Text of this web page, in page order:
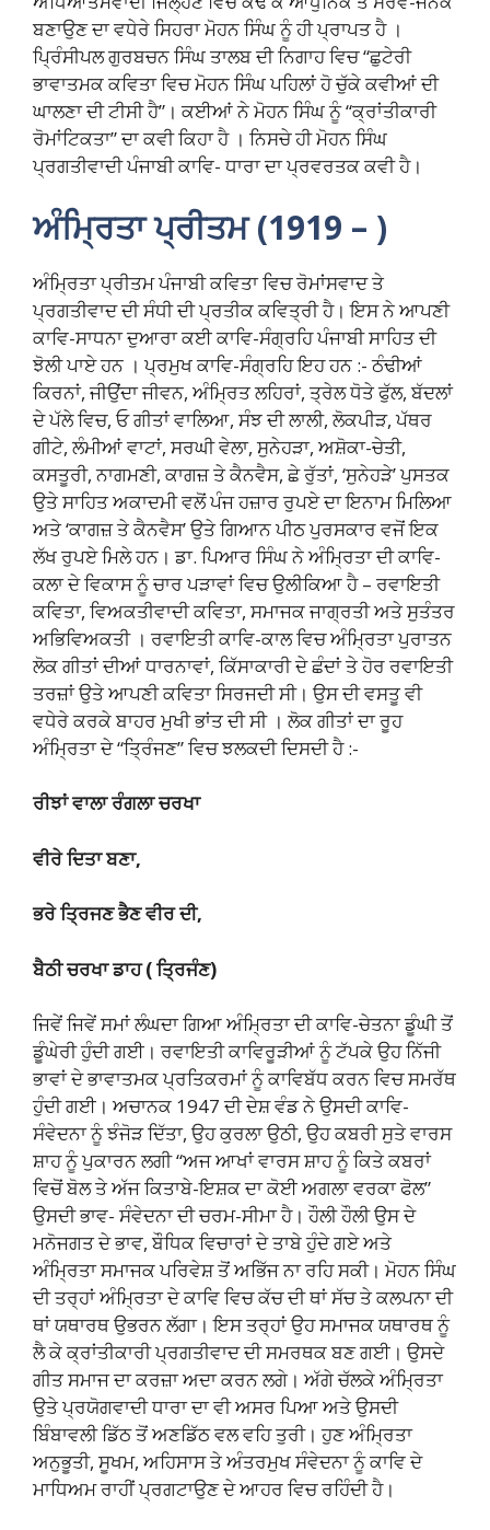
ਬਣਾਉਣ ਦਾ ਵਧੇਰੇ ਸਿਹਰਾ ਮੋਹਨ ਸਿੰਘ ਨੂੰ ਹੀ ਪ੍ਰਾਪਤ ਹੈ ।
ਪ੍ਰਿੰਸੀਪਲ ਗੁਰਬਚਨ ਸਿੰਘ ਤਾਲਬ ਦੀ ਨਿਗਾਹ ਵਿਚ “ਛੁਟੇਰੀ
ਭਾਵਾਤਮਕ ਕਵਿਤਾ ਵਿਚ ਮੋਹਨ ਸਿੰਘ ਪਹਿਲਾਂ ਹੋ ਚੁੱਕੇ ਕਵੀਆਂ ਦੀ
ਘਾਲਣਾ ਦੀ ਟੀਸੀ ਹੈ”। ਕਈਆਂ ਨੇ ਮੋਹਨ ਸਿੰਘ ਨੂੰ “ਕ੍ਰਾਂਤੀਕਾਰੀ
ਰੋਮਾਂਟਿਕਤਾ” ਦਾ ਕਵੀ ਕਿਹਾ ਹੈ । ਨਿਸਚੇ ਹੀ ਮੋਹਨ ਸਿੰਘ
ਪ੍ਰਗਤੀਵਾਦੀ ਪੰਜਾਬੀ ਕਾਵਿ- ਧਾਰਾ ਦਾ ਪ੍ਰਵਰਤਕ ਕਵੀ ਹੈ।
ਅੰਮ੍ਰਿਤਾ ਪ੍ਰੀਤਮ (1919 – )
ਅੰਮ੍ਰਿਤਾ ਪ੍ਰੀਤਮ ਪੰਜਾਬੀ ਕਵਿਤਾ ਵਿਚ ਰੋਮਾਂਸਵਾਦ ਤੇ
ਪ੍ਰਗਤੀਵਾਦ ਦੀ ਸੰਧੀ ਦੀ ਪ੍ਰਤੀਕ ਕਵਿਤ੍ਰੀ ਹੈ। ਇਸ ਨੇ ਆਪਣੀ
ਕਾਵਿ-ਸਾਧਨਾ ਦੁਆਰਾ ਕਈ ਕਾਵਿ-ਸੰਗ੍ਰਹਿ ਪੰਜਾਬੀ ਸਾਹਿਤ ਦੀ
ਝੋਲੀ ਪਾਏ ਹਨ । ਪ੍ਰਮੁਖ ਕਾਵਿ-ਸੰਗ੍ਰਹਿ ਇਹ ਹਨ :- ਠੰਢੀਆਂ
ਕਿਰਨਾਂ, ਜੀਉਂਦਾ ਜੀਵਨ, ਅੰਮ੍ਰਿਤ ਲਹਿਰਾਂ, ਤ੍ਰੇਲ ਧੋਤੇ ਫੁੱਲ, ਬੱਦਲਾਂ
ਦੇ ਪੱਲੇ ਵਿਚ, ਓ ਗੀਤਾਂ ਵਾਲਿਆ, ਸੰਝ ਦੀ ਲਾਲੀ, ਲੋਕਪੀੜ, ਪੱਥਰ
ਗੀਟੇ, ਲੰਮੀਆਂ ਵਾਟਾਂ, ਸਰਘੀ ਵੇਲਾ, ਸੁਨੇਹੜਾ, ਅਸ਼ੋਕਾ-ਚੇਤੀ,
ਕਸਤੂਰੀ, ਨਾਗਮਣੀ, ਕਾਗਜ਼ ਤੇ ਕੈਨਵੈਸ, ਛੇ ਰੁੱਤਾਂ, ‘ਸੁਨੇਹੜੇ’ ਪੁਸਤਕ
ਉਤੇ ਸਾਹਿਤ ਅਕਾਦਮੀ ਵਲੋਂ ਪੰਜ ਹਜ਼ਾਰ ਰੁਪਏ ਦਾ ਇਨਾਮ ਮਿਲਿਆ
ਅਤੇ ‘ਕਾਗਜ਼ ਤੇ ਕੈਨਵੈਸ’ ਉਤੇ ਗਿਆਨ ਪੀਠ ਪੁਰਸਕਾਰ ਵਜੋਂ ਇਕ
ਲੱਖ ਰੁਪਏ ਮਿਲੇ ਹਨ। ਡਾ. ਪਿਆਰ ਸਿੰਘ ਨੇ ਅੰਮ੍ਰਿਤਾ ਦੀ ਕਾਵਿ-
ਕਲਾ ਦੇ ਵਿਕਾਸ ਨੂੰ ਚਾਰ ਪੜਾਵਾਂ ਵਿਚ ਉਲੀਕਿਆ ਹੈ – ਰਵਾਇਤੀ
ਕਵਿਤਾ, ਵਿਅਕਤੀਵਾਦੀ ਕਵਿਤਾ, ਸਮਾਜਕ ਜਾਗ੍ਰਤੀ ਅਤੇ ਸੁਤੰਤਰ
ਅਭਿਵਿਅਕਤੀ । ਰਵਾਇਤੀ ਕਾਵਿ-ਕਾਲ ਵਿਚ ਅੰਮ੍ਰਿਤਾ ਪੁਰਾਤਨ
ਲੋਕ ਗੀਤਾਂ ਦੀਆਂ ਧਾਰਨਾਵਾਂ, ਕਿੱਸਾਕਾਰੀ ਦੇ ਛੰਦਾਂ ਤੇ ਹੋਰ ਰਵਾਇਤੀ
ਤਰਜ਼ਾਂ ਉਤੇ ਆਪਣੀ ਕਵਿਤਾ ਸਿਰਜਦੀ ਸੀ। ਉਸ ਦੀ ਵਸਤੂ ਵੀ
ਵਧੇਰੇ ਕਰਕੇ ਬਾਹਰ ਮੁਖੀ ਭਾਂਤ ਦੀ ਸੀ । ਲੋਕ ਗੀਤਾਂ ਦਾ ਰੂਹ
ਅੰਮ੍ਰਿਤਾ ਦੇ “ਤ੍ਰਿੰਜਣ” ਵਿਚ ਝਲਕਦੀ ਦਿਸਦੀ ਹੈ :-
ਰੀਝਾਂ ਵਾਲਾ ਰੰਗਲਾ ਚਰਖਾ
ਵੀਰੇ ਦਿਤਾ ਬਣਾ,
ਭਰੇ ਤ੍ਰਿਜਣ ਭੈਣ ਵੀਰ ਦੀ,
ਬੈਠੀ ਚਰਖਾ ਡਾਹ(ਤ੍ਰਿਜੰਣ)
ਜਿਵੇਂ ਜਿਵੇਂ ਸਮਾਂ ਲੰਘਦਾ ਗਿਆ ਅੰਮ੍ਰਿਤਾ ਦੀ ਕਾਵਿ-ਚੇਤਨਾ ਡੂੰਘੀ ਤੋਂ
ਡੂੰਘੇਰੀ ਹੁੰਦੀ ਗਈ। ਰਵਾਇਤੀ ਕਾਵਿਰੂੜੀਆਂ ਨੂੰ ਟੱਪਕੇ ਉਹ ਨਿੱਜੀ
ਭਾਵਾਂ ਦੇ ਭਾਵਾਤਮਕ ਪ੍ਰਤਿਕਰਮਾਂ ਨੂੰ ਕਾਵਿਬੱਧ ਕਰਨ ਵਿਚ ਸਮਰੱਥ
ਹੁੰਦੀ ਗਈ। ਅਚਾਨਕ 1947 ਦੀ ਦੇਸ਼ ਵੰਡ ਨੇ ਉਸਦੀ ਕਾਵਿ-
ਸੰਵੇਦਨਾ ਨੂੰ ਝੰਜੋੜ ਦਿੱਤਾ, ਉਹ ਕੁਰਲਾ ਉਠੀ, ਉਹ ਕਬਰੀ ਸੁਤੇ ਵਾਰਸ
ਸ਼ਾਹ ਨੂੰ ਪੁਕਾਰਨ ਲਗੀ “ਅਜ ਆਖਾਂ ਵਾਰਸ ਸ਼ਾਹ ਨੂੰ ਕਿਤੇ ਕਬਰਾਂ
ਵਿਚੋਂ ਬੋਲ ਤੇ ਅੱਜ ਕਿਤਾਬੇ-ਇਸ਼ਕ ਦਾ ਕੋਈ ਅਗਲਾ ਵਰਕਾ ਫੋਲ”
ਉਸਦੀ ਭਾਵ- ਸੰਵੇਦਨਾ ਦੀ ਚਰਮ-ਸੀਮਾ ਹੈ। ਹੌਲੀ ਹੌਲੀ ਉਸ ਦੇ
ਮਨੋਜਗਤ ਦੇ ਭਾਵ, ਬੌਧਿਕ ਵਿਚਾਰਾਂ ਦੇ ਤਾਬੇ ਹੁੰਦੇ ਗਏ ਅਤੇ
ਅੰਮ੍ਰਿਤਾ ਸਮਾਜਕ ਪਰਿਵੇਸ਼ ਤੋਂ ਅਭਿੱਜ ਨਾ ਰਹਿ ਸਕੀ। ਮੋਹਨ ਸਿੰਘ
ਦੀ ਤਰ੍ਹਾਂ ਅੰਮ੍ਰਿਤਾ ਦੇ ਕਾਵਿ ਵਿਚ ਕੱਚ ਦੀ ਥਾਂ ਸੱਚ ਤੇ ਕਲਪਨਾ ਦੀ
ਥਾਂ ਯਥਾਰਥ ਉਭਰਨ ਲੱਗਾ। ਇਸ ਤਰ੍ਹਾਂ ਉਹ ਸਮਾਜਕ ਯਥਾਰਥ ਨੂੰ
ਲੈ ਕੇ ਕ੍ਰਾਂਤੀਕਾਰੀ ਪ੍ਰਗਤੀਵਾਦ ਦੀ ਸਮਰਥਕ ਬਣ ਗਈ। ਉਸਦੇ
ਗੀਤ ਸਮਾਜ ਦਾ ਕਰਜ਼ਾ ਅਦਾ ਕਰਨ ਲਗੇ। ਅੱਗੇ ਚੱਲਕੇ ਅੰਮ੍ਰਿਤਾ
ਉਤੇ ਪ੍ਰਯੋਗਵਾਦੀ ਧਾਰਾ ਦਾ ਵੀ ਅਸਰ ਪਿਆ ਅਤੇ ਉਸਦੀ
ਬਿੰਬਾਵਲੀ ਡਿੱਠ ਤੋਂ ਅਣਡਿੱਠ ਵਲ ਵਹਿ ਤੁਰੀ। ਹੁਣ ਅੰਮ੍ਰਿਤਾ
ਅਨੁਭੂਤੀ, ਸੂਖਮ, ਅਹਿਸਾਸ ਤੇ ਅੰਤਰਮੁਖ ਸੰਵੇਦਨਾ ਨੂੰ ਕਾਵਿ ਦੇ
ਮਾਧਿਅਮ ਰਾਹੀਂ ਪ੍ਰਗਟਾਉਣ ਦੇ ਆਹਰ ਵਿਚ ਰਹਿੰਦੀ ਹੈ।